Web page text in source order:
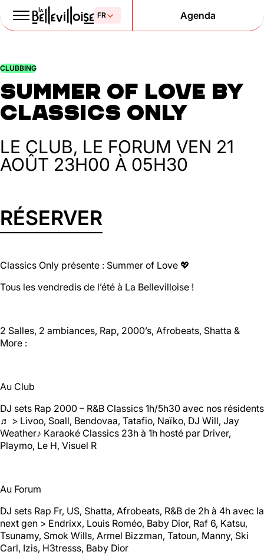
Le Paris
de la liberté
depuis 1877
Agenda
Mentions légalesPolitique de confidentialité
Jeu, Ven, Sam : 19h00 - 01h00
Dim : 11h30 - 16h00
Réserver une table
Le Toit
Lun, Mar, Mer, Jeu, Ven : 17h -
00h00
Voir la carte
01 46 36 07 07
CLUBBING
Summer of Love by
Classics Only
LE CLUB, LE FORUM VEN 21
AOÛT 23H00 À 05H30
RÉSERVER
Classics Only présente : Summer of Love 💖
Tous les vendredis de l’été à La Bellevilloise !
2 Salles, 2 ambiances, Rap, 2000’s, Afrobeats, Shatta &
More :
Au Club
DJ sets Rap 2000 – R&B Classics 1h/5h30 avec nos résidents
♬ > Livoo, Soall, Bendovaa, Tatafio, Naïko, DJ Will, Jay
Weather♪ Karaoké Classics 23h à 1h hosté par Driver,
Playmo, Le H, Visuel R
Au Forum
DJ sets Rap Fr, US, Shatta, Afrobeats, R&B de 2h à 4h avec la
next gen > Endrixx, Louis Roméo, Baby Dior, Raf 6, Katsu,
Tsunamy, Smok Wills, Armel Bizzman, Tatoun, Manny, Ski
Carl, Izis, H3tresss, Baby Dior